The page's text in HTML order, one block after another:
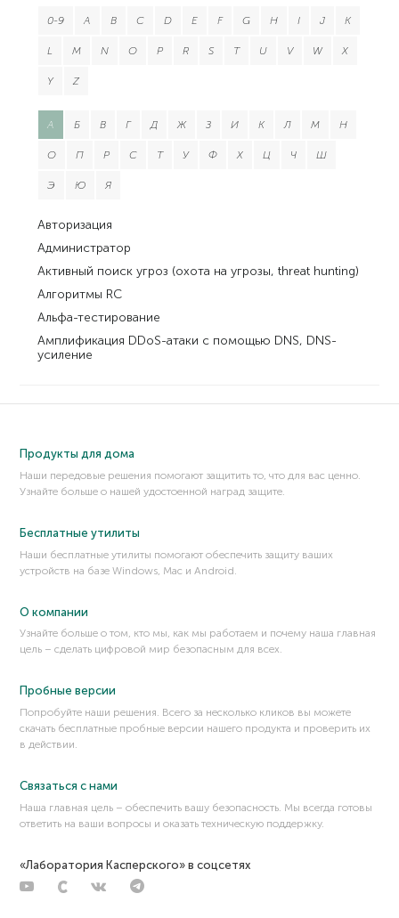
0-9 A B C D E F G H I J K
L M N O P R S T U V W X
Y Z
А Б В Г Д Ж З И К Л М Н
О П Р С Т У Ф Х Ц Ч Ш
Э Ю Я
Авторизация
Администратор
Активный поиск угроз (охота на угрозы, threat hunting)
Алгоритмы RC
Альфа-тестирование
Амплификация DDoS-атаки с помощью DNS, DNS-
усиление
Антивирус
Асимметричное шифрование
Асимметричный алгоритм (криптография)
Атака «человек на стороне» (man-on-the-side, MotS)
Атака conversation hijacking
Атака обхода каталога
Атака переполнения динамической памяти, атака
переполнения кучи
Атака с двойным тегированием
Атака фрагментированными пакетами (Teardrop)
Атака через доверительные отношения
Аутентификация
Афера 419 (нигерийские письма)
Продукты для дома
Наши передовые решения помогают защитить то, что для вас ценно.
Узнайте больше о нашей удостоенной наград защите.
Бесплатные утилиты
Наши бесплатные утилиты помогают обеспечить защиту ваших
устройств на базе Windows, Mac и Android.
О компании
Узнайте больше о том, кто мы, как мы работаем и почему наша главная
цель – сделать цифровой мир безопасным для всех.
Пробные версии
Попробуйте наши решения. Всего за несколько кликов вы можете
скачать бесплатные пробные версии нашего продукта и проверить их
в действии.
Связаться с нами
Наша главная цель – обеспечить вашу безопасность. Мы всегда готовы
ответить на ваши вопросы и оказать техническую поддержку.
«Лаборатория Касперского» в соцсетях